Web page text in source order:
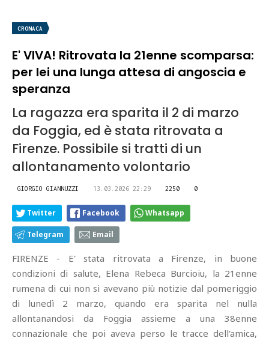
CRONACA
E' VIVA! Ritrovata la 21enne scomparsa:
per lei una lunga attesa di angoscia e
speranza
La ragazza era sparita il 2 di marzo
da Foggia, ed è stata ritrovata a
Firenze. Possibile si tratti di un
allontanamento volontario
GIORGIO GIANNUZZI 13.03.2026 22:29 2250 0
Twitter Facebook Whatsapp
Telegram Email
FIRENZE - E' stata ritrovata a Firenze, in buone
condizioni di salute, Elena Rebeca Burcioiu, la 21enne
rumena di cui non si avevano più notizie dal pomeriggio
di lunedì 2 marzo, quando era sparita nel nulla
allontanandosi da Foggia assieme a una 38enne
connazionale che poi aveva perso le tracce dell'amica,